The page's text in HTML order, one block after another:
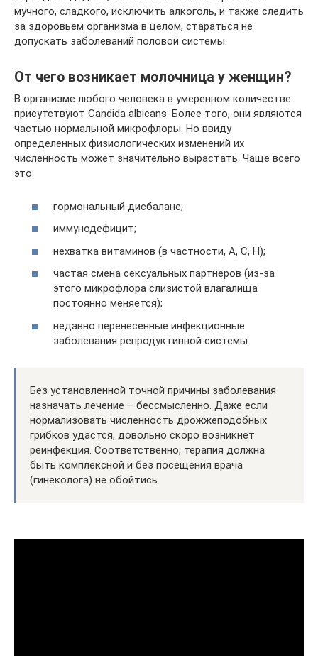
мучного, сладкого, исключить алкоголь, и также следить
за здоровьем организма в целом, стараться не
допускать заболеваний половой системы.
От чего возникает молочница у женщин?
В организме любого человека в умеренном количестве
присутствуют Candida albicans. Более того, они являются
частью нормальной микрофлоры. Но ввиду
определенных физиологических изменений их
численность может значительно вырастать. Чаще всего
это:
гормональный дисбаланс;
иммунодефицит;
нехватка витаминов (в частности, А, С, Н);
частая смена сексуальных партнеров (из-за
этого микрофлора слизистой влагалища
постоянно меняется);
недавно перенесенные инфекционные
заболевания репродуктивной системы.
Без установленной точной причины заболевания
назначать лечение – бессмысленно. Даже если
нормализовать численность дрожжеподобных
грибков удастся, довольно скоро возникнет
реинфекция. Соответственно, терапия должна
быть комплексной и без посещения врача
(гинеколога) не обойтись.